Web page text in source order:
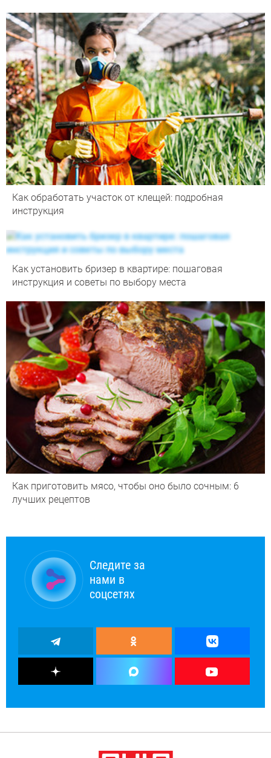
Как обработать участок от клещей: подробная
инструкция
Как установить бризер в квартире: пошаговая
инструкция и советы по выбору места
Как приготовить мясо, чтобы оно было сочным: 6
лучших рецептов
Следите за
нами в
соцсетях